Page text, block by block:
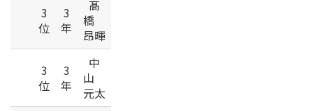
3
位
3
年
髙
橋
昂暉
3
位
3
年
中
山
元太